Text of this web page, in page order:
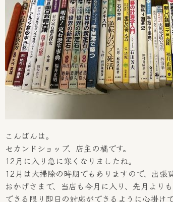
こんばんは。
セカンドショップ、店主の橘です。
12月に入り急に寒くなりましたね。
12月は大掃除の時期でもありますので、出張
おかげさまで、当店も今月に入り、先月より
できる限り即日の対応ができるように心掛けて